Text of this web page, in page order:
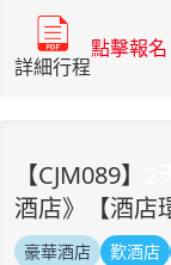
詳細行程
點擊報名
【CJM089】
酒店》【酒店
豪華酒店 歎酒店